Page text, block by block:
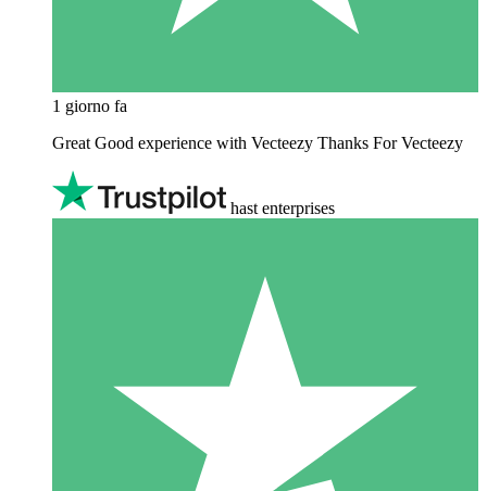
1 giorno fa
Great Good experience with Vecteezy Thanks For Vecteezy
hast enterprises